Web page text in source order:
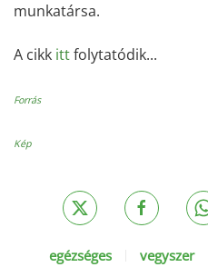
munkatársa.
A cikk ittfolytatódik...
Forrás
Kép
egézséges vegyszer